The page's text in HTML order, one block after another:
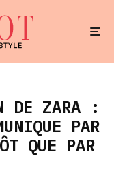
DE ZARA :
PAR
QUE PAR